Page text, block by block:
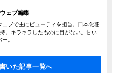
ェブ編集
ェブで主にビューティを担当。日本化粧
。キラキラしたものに目がない。甘い
。
いた記事一覧へ